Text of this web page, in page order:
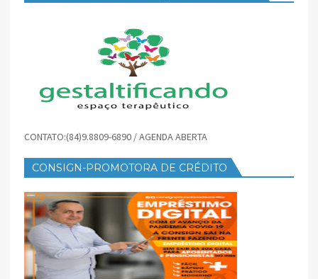
CONTATO:(84)9.8809-6890 / AGENDA ABERTA
CONSIGN-PROMOTORA DE CRÉDITO